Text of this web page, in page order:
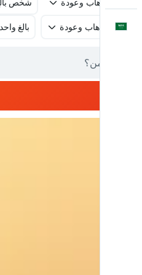
العَرَبِيَّة
رحلة ذهاب وعودة شخص
رحلة ذهاب وعودة بالغ واحد,